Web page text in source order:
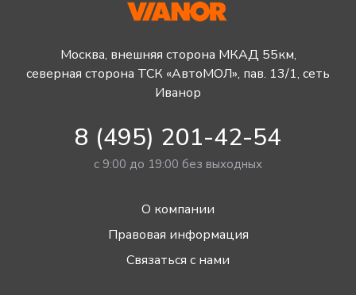
Москва, внешняя сторона МКАД 55км,
северная сторона ТСК «АвтоМОЛ», пав. 13/1, сеть
Иванор
8 (495) 201-42-54
с 9:00 до 19:00 без выходных
О компании
Правовая информация
Связаться с нами